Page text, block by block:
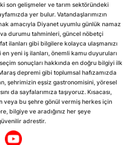
son gelişmeler ve tarım sektöründeki
yer bulur. Vatandaşlarımızın
amacıyla Diyanet uyumlu günlük namaz
durumu tahminleri, güncel nöbetçi
ilanları gibi bilgilere kolayca ulaşmanızı
en yeni iş ilanları, önemli kamu duyuruları
sonuçları hakkında en doğru bilgiyi ilk
depremi gibi toplumsal hafızamızda
şehrimizin eşsiz gastronomisini, yöresel
da sayfalarımıza taşıyoruz. Kısacası,
veya bu şehre gönül vermiş herkes için
bilgiye ve aradığınız her şeye
adrestir.